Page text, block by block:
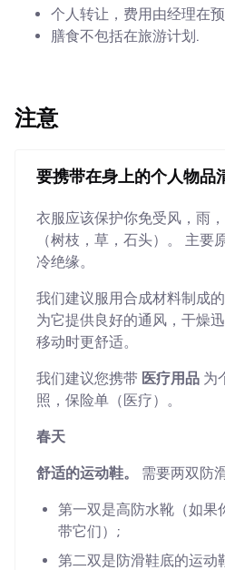
个人转让，费用由经理在
膳食不包括在旅游计划.
注意
要携带在身上的个人物品
衣服应该保护你免受风，雨
（树枝，草，石头）。 主要
冷绝缘。
我们建议服用合成材料制成
为它提供良好的通风，干燥
移动时更舒适。
我们建议您携带 医疗用品 为
照，保险单（医疗）。
春天
舒适的运动鞋。 需要两双防
第一双是高防水靴（如果
带它们）;
第二双是防滑鞋底的运动